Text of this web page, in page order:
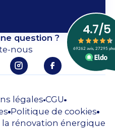
question ?
nous
légales CGU
Politique de cookies
la rénovation énergique